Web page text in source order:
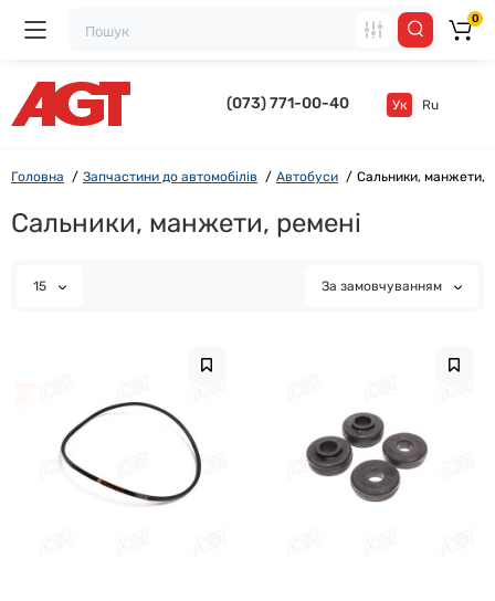
(073) 771-00-40 Ук Ru
0
Головна Запчастини до автомобілів Автобуси Сальники, манжети,
Сальники, манжети, ремені
15 За замовчуванням